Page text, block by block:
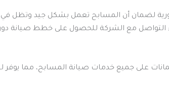
لضمان أن المسابح تعمل بشكل جيد وتظل في
مع الشركة للحصول على خطط صيانة
على جميع خدمات صيانة المسابح، مما يوفر